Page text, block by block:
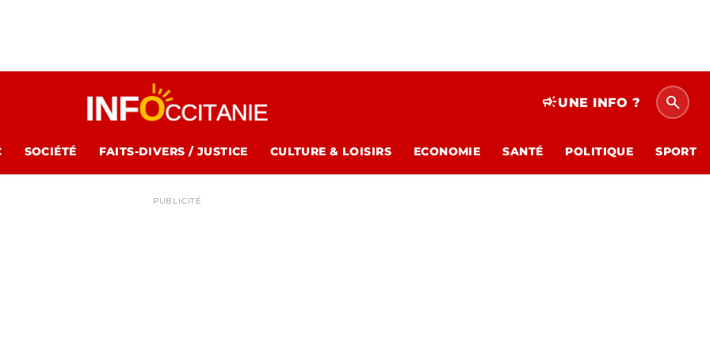
campaignUNE INFO ? search
SOCIÉTÉ FAITS-DIVERS / JUSTICE CULTURE & LOISIRS ECONOMIE SANTÉ POLITIQUE SPORT
PUBLICITÉ